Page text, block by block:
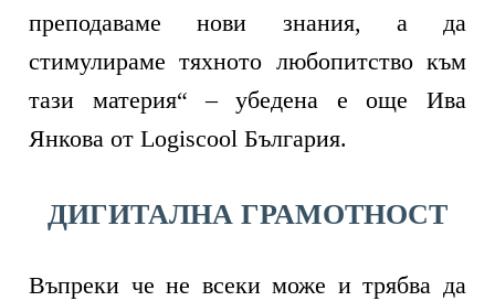
преподаваме нови знания, а да
стимулираме тяхното любопитство към
тази материя“ – убедена е още Ива
Янкова от Logiscool България.
ДИГИТАЛНА ГРАМОТНОСТ
Въпреки че не всеки може и трябва да